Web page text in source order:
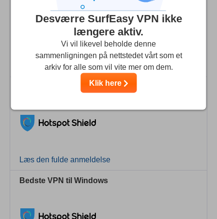
Læs den fulde anmeldelse
Bedste VPN for Torrents
Læs den fulde anmeldelse
Bedste VPN til Windows
Desværre SurfEasy VPN ikke
længere aktiv.
Vi vil likevel beholde denne
sammenligningen på nettstedet vårt som et
arkiv for alle som vil vite mer om dem.
Klik here